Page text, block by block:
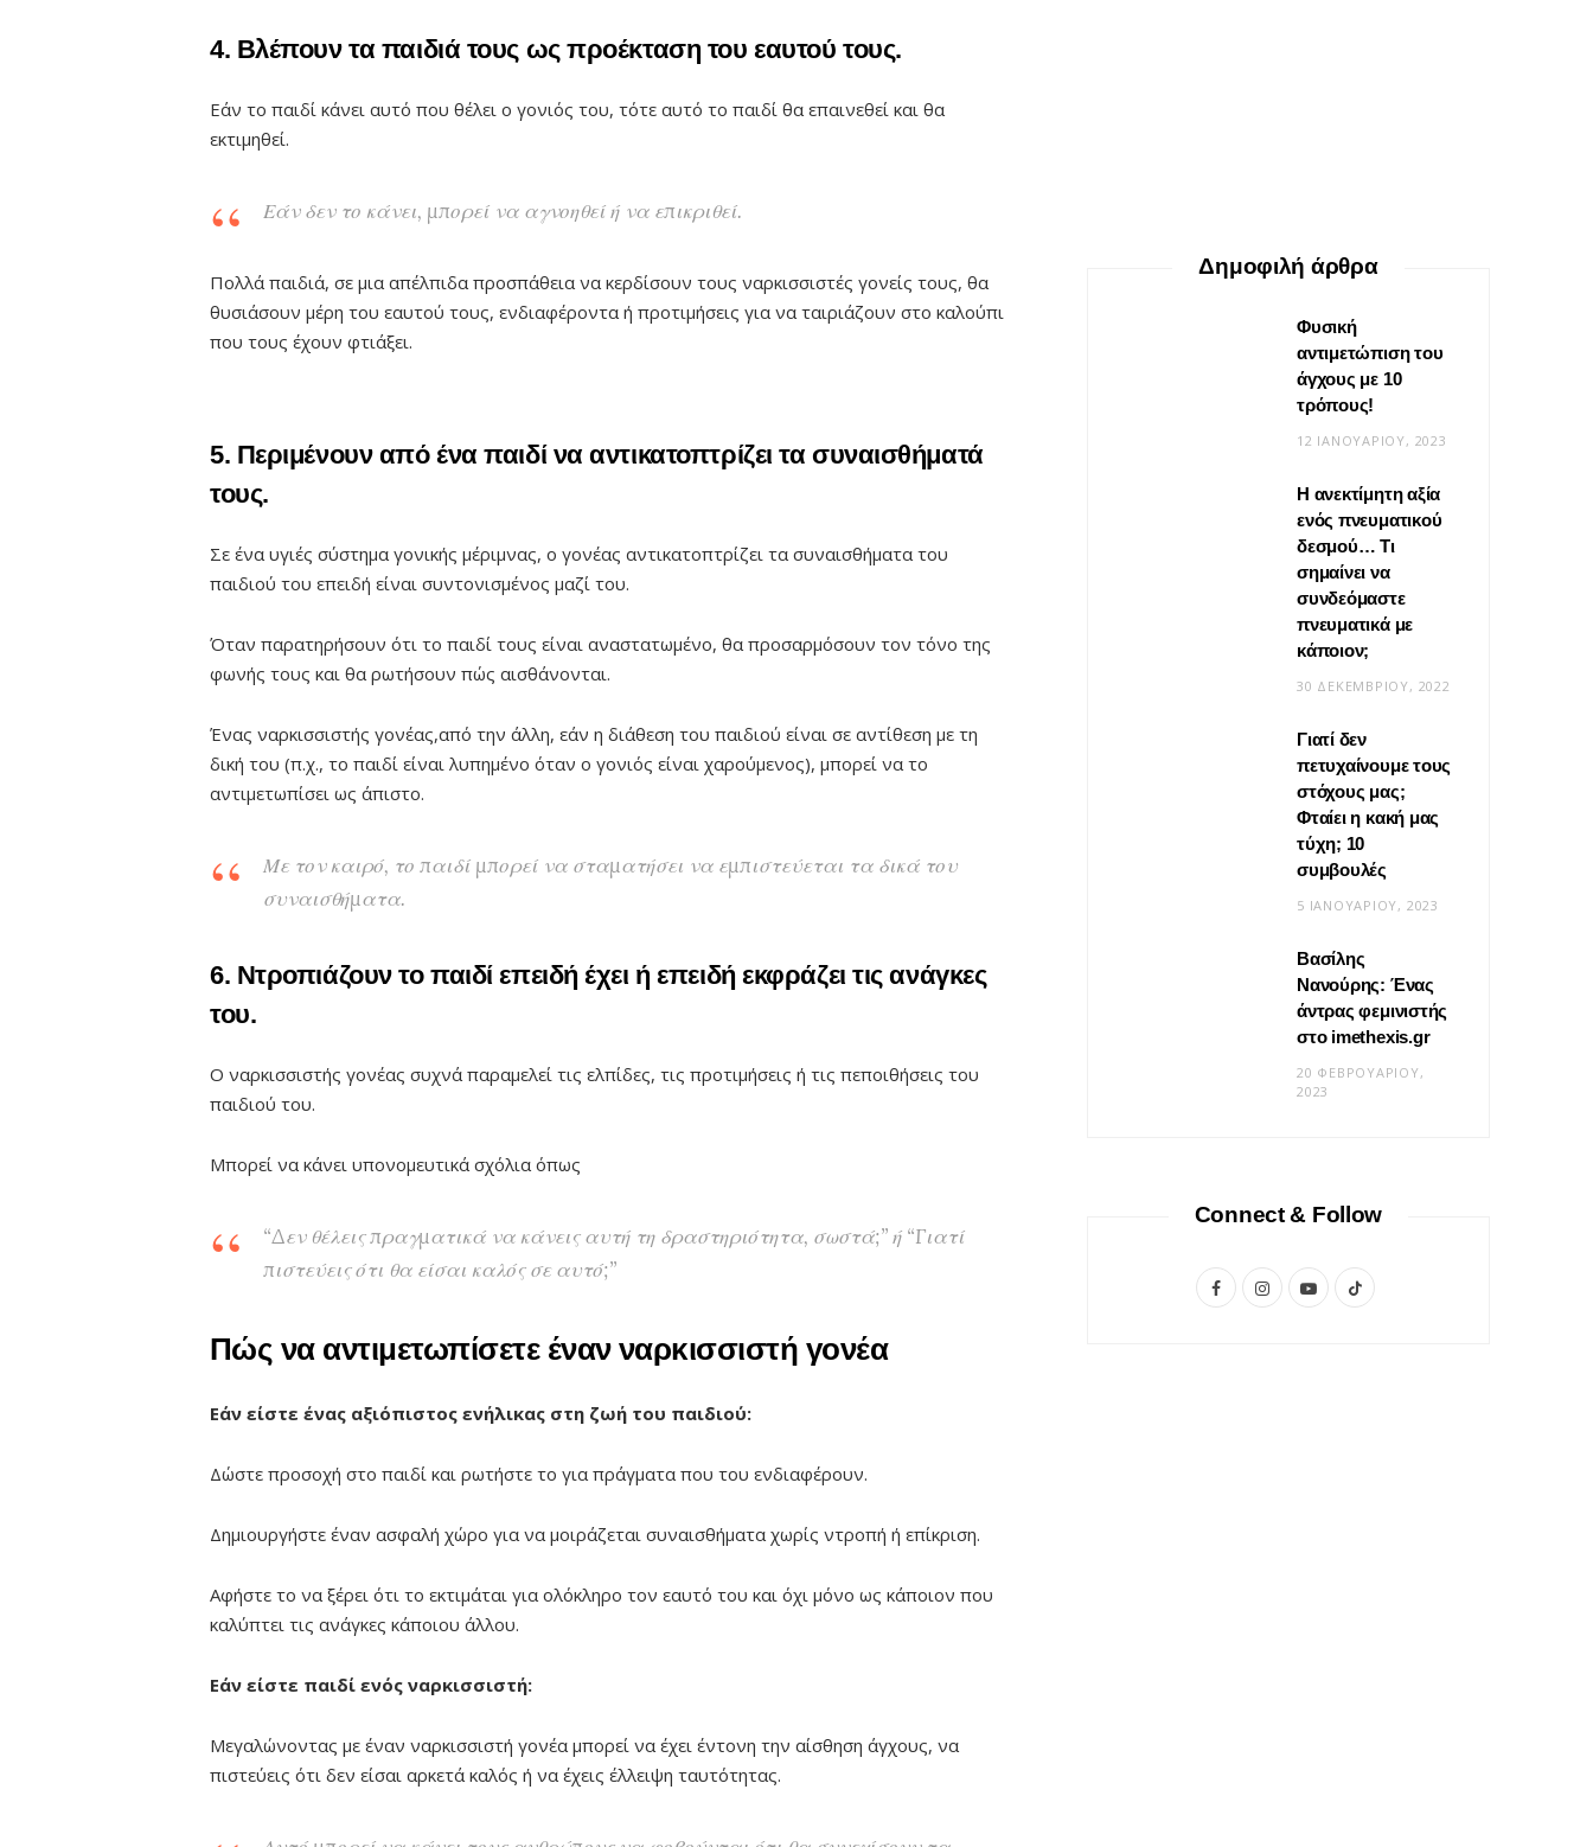
4. Βλέπουν τα παιδιά τους ως προέκταση του εαυτού τους.
Εάν το παιδί κάνει αυτό που θέλει ο γονιός του, τότε αυτό το παιδί θα επαινεθεί και θα
εκτιμηθεί.
Εάν δεν το κάνει, μπορεί να αγνοηθεί ή να επικριθεί.
Πολλά παιδιά, σε μια απέλπιδα προσπάθεια να κερδίσουν τους ναρκισσιστές γονείς τους, θα
θυσιάσουν μέρη του εαυτού τους, ενδιαφέροντα ή προτιμήσεις για να ταιριάζουν στο καλούπι
που τους έχουν φτιάξει.
5. Περιμένουν από ένα παιδί να αντικατοπτρίζει τα συναισθήματά
τους.
Σε ένα υγιές σύστημα γονικής μέριμνας, ο γονέας αντικατοπτρίζει τα συναισθήματα του
παιδιού του επειδή είναι συντονισμένος μαζί του.
Όταν παρατηρήσουν ότι το παιδί τους είναι αναστατωμένο, θα προσαρμόσουν τον τόνο της
φωνής τους και θα ρωτήσουν πώς αισθάνονται.
Ένας ναρκισσιστής γονέας,από την άλλη, εάν η διάθεση του παιδιού είναι σε αντίθεση με τη
δική του (π.χ., το παιδί είναι λυπημένο όταν ο γονιός είναι χαρούμενος), μπορεί να το
αντιμετωπίσει ως άπιστο.
Με τον καιρό, το παιδί μπορεί να σταματήσει να εμπιστεύεται τα δικά του
συναισθήματα.
6. Ντροπιάζουν το παιδί επειδή έχει ή επειδή εκφράζει τις ανάγκες
του.
Ο ναρκισσιστής γονέας συχνά παραμελεί τις ελπίδες, τις προτιμήσεις ή τις πεποιθήσεις του
παιδιού του.
Μπορεί να κάνει υπονομευτικά σχόλια όπως
“Δεν θέλεις πραγματικά να κάνεις αυτή τη δραστηριότητα, σωστά;” ή “Γιατί
πιστεύεις ότι θα είσαι καλός σε αυτό;”
Πώς να αντιμετωπίσετε έναν ναρκισσιστή γονέα
Εάν είστε ένας αξιόπιστος ενήλικας στη ζωή του παιδιού:
Δώστε προσοχή στο παιδί και ρωτήστε το για πράγματα που του ενδιαφέρουν.
Δημιουργήστε έναν ασφαλή χώρο για να μοιράζεται συναισθήματα χωρίς ντροπή ή επίκριση.
Αφήστε το να ξέρει ότι το εκτιμάται για ολόκληρο τον εαυτό του και όχι μόνο ως κάποιον που
καλύπτει τις ανάγκες κάποιου άλλου.
Εάν είστε παιδί ενός ναρκισσιστή:
Μεγαλώνοντας με έναν ναρκισσιστή γονέα μπορεί να έχει έντονη την αίσθηση άγχους, να
πιστεύεις ότι δεν είσαι αρκετά καλός ή να έχεις έλλειψη ταυτότητας.
Βίντεο: Μεταμόρφωσε το
φουλάρι σου σε κιμονό
20 ΜΑΪ́ΟΥ, 2026
ΣΧΈΣΕΙΣ
Η φροντίδα δεν είναι «δώσ’ το
Δημοφιλή άρθρα
Φυσική
αντιμετώπιση του
άγχους με 10
τρόπους!
12 ΙΑΝΟΥΑΡΊΟΥ, 2023
Η ανεκτίμητη αξία
ενός πνευματικού
δεσμού… Τι
σημαίνει να
συνδεόμαστε
πνευματικά με
κάποιον;
30 ΔΕΚΕΜΒΡΊΟΥ, 2022
Γιατί δεν
πετυχαίνουμε τους
στόχους μας;
Φταίει η κακή μας
τύχη; 10
συμβουλές
5 ΙΑΝΟΥΑΡΊΟΥ, 2023
Βασίλης
Νανούρης: Ένας
άντρας φεμινιστής
στο imethexis.gr
20 ΦΕΒΡΟΥΑΡΊΟΥ,
2023
Connect & Follow
F
I
Y
T